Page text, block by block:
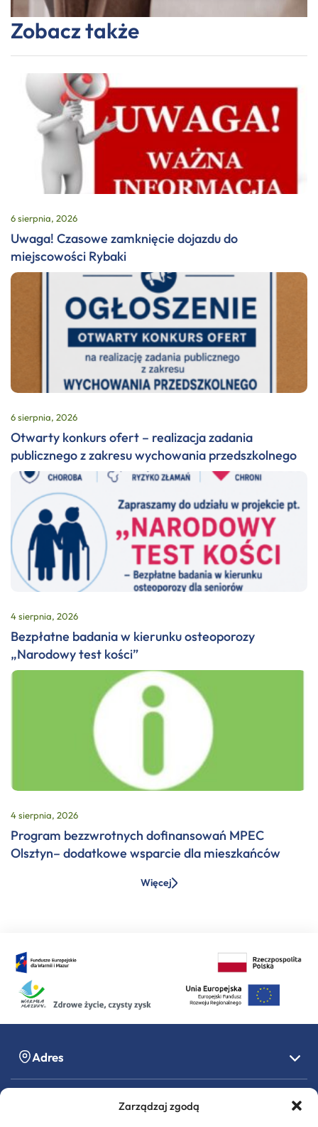
Zarządzaj zgodą
Zobacz także
6 sierpnia, 2026
Uwaga! Czasowe zamknięcie dojazdu do
miejscowości Rybaki
6 sierpnia, 2026
Otwarty konkurs ofert – realizacja zadania
publicznego z zakresu wychowania przedszkolnego
4 sierpnia, 2026
Bezpłatne badania w kierunku osteoporozy
„Narodowy test kości”
4 sierpnia, 2026
Program bezzwrotnych dofinansowań MPEC
Olsztyn– dodatkowe wsparcie dla mieszkańców
Więcej
Adres